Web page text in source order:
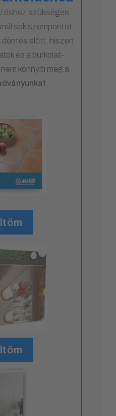
szükséges
sok szempontot
döntés előtt, hiszen
és a burkolat-
könnyíti meg a